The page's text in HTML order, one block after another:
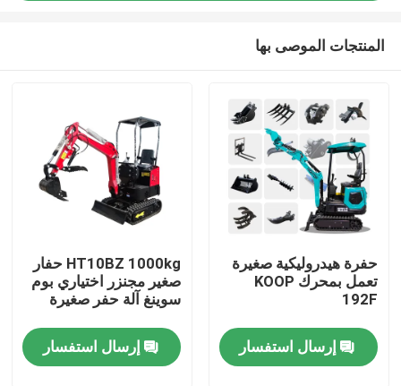
منزل
المنتجات
المنتجات الموصى بها
حفرة هيدروليكية صغيرة
تعمل بمحرك KOOP
192F
إرسال استفسار
HT10BZ 1000kg حفار
صغير مجنزر اختياري بوم
سوينغ آلة حفر صغيرة
إرسال استفسار